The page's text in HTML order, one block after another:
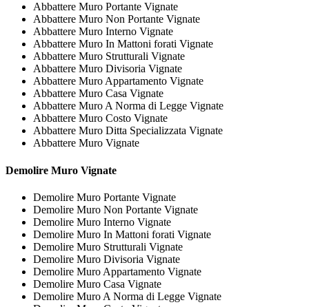
Abbattere Muro Portante Vignate
Abbattere Muro Non Portante Vignate
Abbattere Muro Interno Vignate
Abbattere Muro In Mattoni forati Vignate
Abbattere Muro Strutturali Vignate
Abbattere Muro Divisoria Vignate
Abbattere Muro Appartamento Vignate
Abbattere Muro Casa Vignate
Abbattere Muro A Norma di Legge Vignate
Abbattere Muro Costo Vignate
Abbattere Muro Ditta Specializzata Vignate
Abbattere Muro Vignate
Demolire Muro Vignate
Demolire Muro Portante Vignate
Demolire Muro Non Portante Vignate
Demolire Muro Interno Vignate
Demolire Muro In Mattoni forati Vignate
Demolire Muro Strutturali Vignate
Demolire Muro Divisoria Vignate
Demolire Muro Appartamento Vignate
Demolire Muro Casa Vignate
Demolire Muro A Norma di Legge Vignate